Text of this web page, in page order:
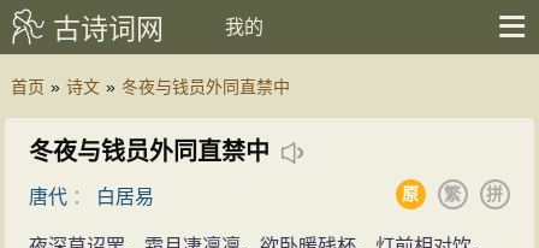
古诗词网 我的
首页 » 诗文 » 冬夜与钱员外同直禁中
冬夜与钱员外同直禁中
唐代 ： 白居易 拼
繁
原